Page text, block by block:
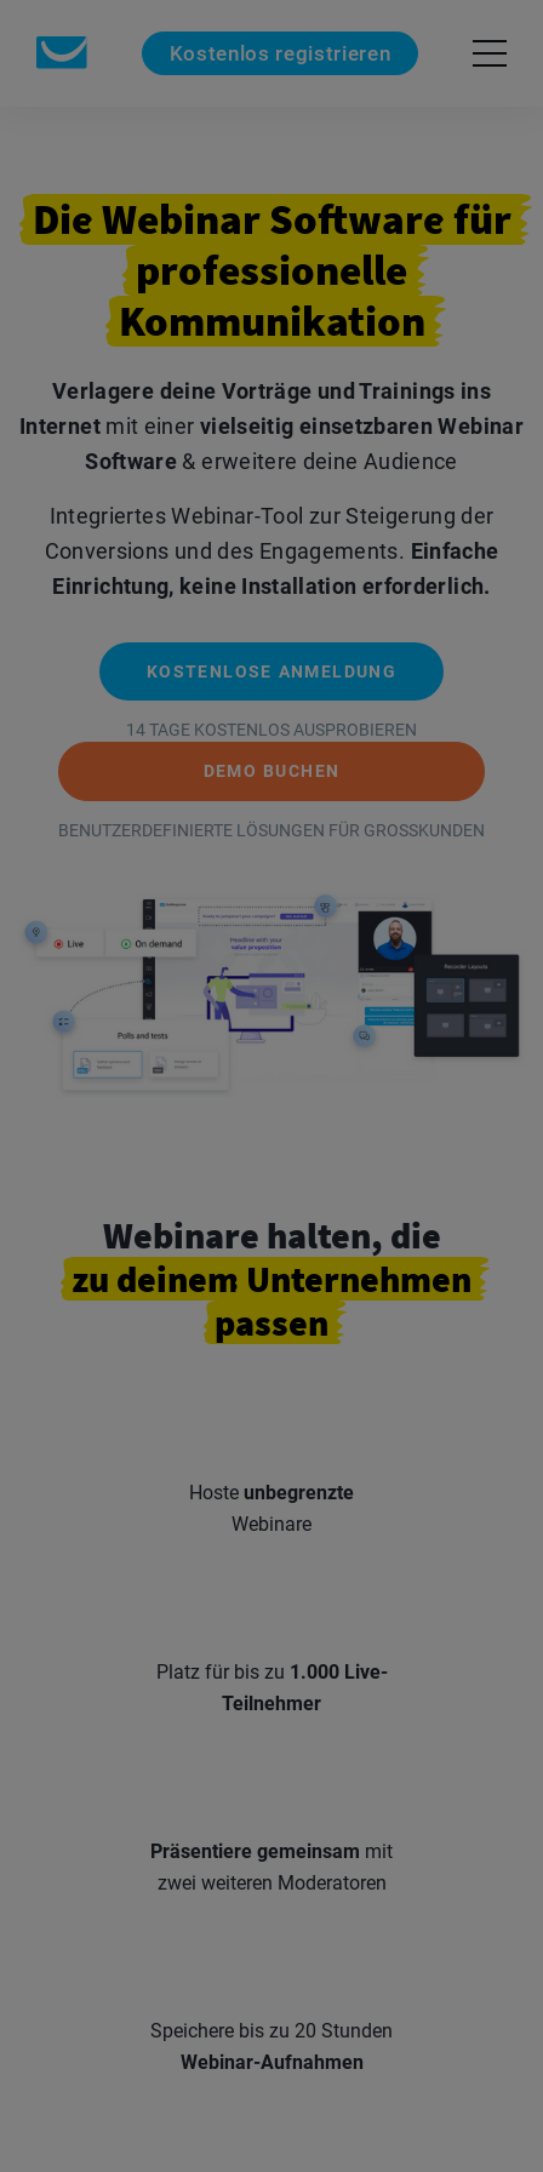
Kostenlos registrieren
DieWebinarSoftwarefür
professionelle
Kommunikation
Verlagere deine Vorträge und Trainings ins
Internetmit einer vielseitig einsetzbaren Webinar
Software & erweitere deine Audience
Integriertes Webinar-Tool zur Steigerung der
Conversions und des Engagements. Einfache
Einrichtung, keine Installation erforderlich.
KOSTENLOSE ANMELDUNG
14 TAGE KOSTENLOS AUSPROBIEREN
DEMO BUCHEN
BENUTZERDEFINIERTE LÖSUNGEN FÜR GROSSKUNDEN
Webinare halten, die
zu deinem Unternehmen
passen
Hoste unbegrenzte
Webinare
Platz für bis zu 1.000 Live-
Teilnehmer
Präsentiere gemeinsam mit
zwei weiteren Moderatoren
Speichere bis zu 20 Stunden
Webinar-Aufnahmen